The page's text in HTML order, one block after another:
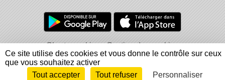
Charte cookies
Gestion des cookies
Informations légales
Signaler un contenu inapproprié
Envie de participer ? Connexion
Ce site utilise des cookies et vous donne le contrôle sur ceux
que vous souhaitez activer
Tout accepter
Tout refuser Personnaliser